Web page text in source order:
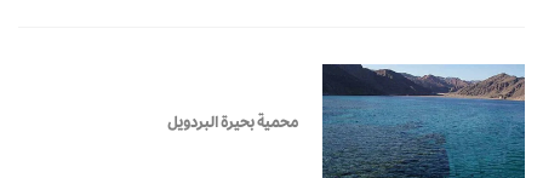
محمية بحيرة البردويل